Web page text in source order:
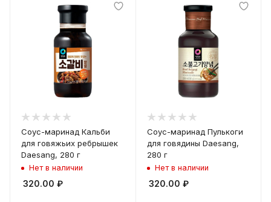
Соус-маринад Кальби
для говяжьих ребрышек
Daesang, 280 г
Нет в наличии
320.00 ₽
Соус-маринад Пулькоги
для говядины Daesang,
280 г
Нет в наличии
320.00 ₽